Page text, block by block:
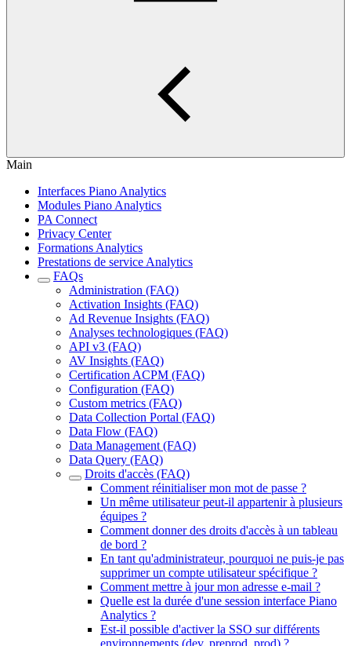
Main
Interfaces Piano Analytics
Modules Piano Analytics
PA Connect
Privacy Center
Formations Analytics
Prestations de service Analytics
FAQs
Administration (FAQ)
Activation Insights (FAQ)
Ad Revenue Insights (FAQ)
Analyses technologiques (FAQ)
API v3 (FAQ)
AV Insights (FAQ)
Certification ACPM (FAQ)
Configuration (FAQ)
Custom metrics (FAQ)
Data Collection Portal (FAQ)
Data Flow (FAQ)
Data Management (FAQ)
Data Query (FAQ)
Droits d'accès (FAQ)
Comment réinitialiser mon mot de passe ?
Un même utilisateur peut-il appartenir à plusieurs
équipes ?
Comment donner des droits d'accès à un tableau
de bord ?
En tant qu'administrateur, pourquoi ne puis-je pas
supprimer un compte utilisateur spécifique ?
Comment mettre à jour mon adresse e-mail ?
Quelle est la durée d'une session interface Piano
Analytics ?
Est-il possible d'activer la SSO sur différents
environnements (dev, preprod, prod) ?